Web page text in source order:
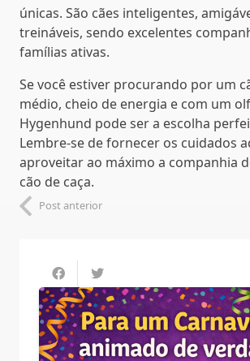
únicas. São cães inteligentes,
treináveis, sendo excelentes
famílias ativas.
Se você estiver procurando por um
médio, cheio de energia e com um
Hygenhund pode ser a escolha
Lembre-se de fornecer os cuidados
aproveitar ao máximo a companhia
cão de caça.
Post anterior